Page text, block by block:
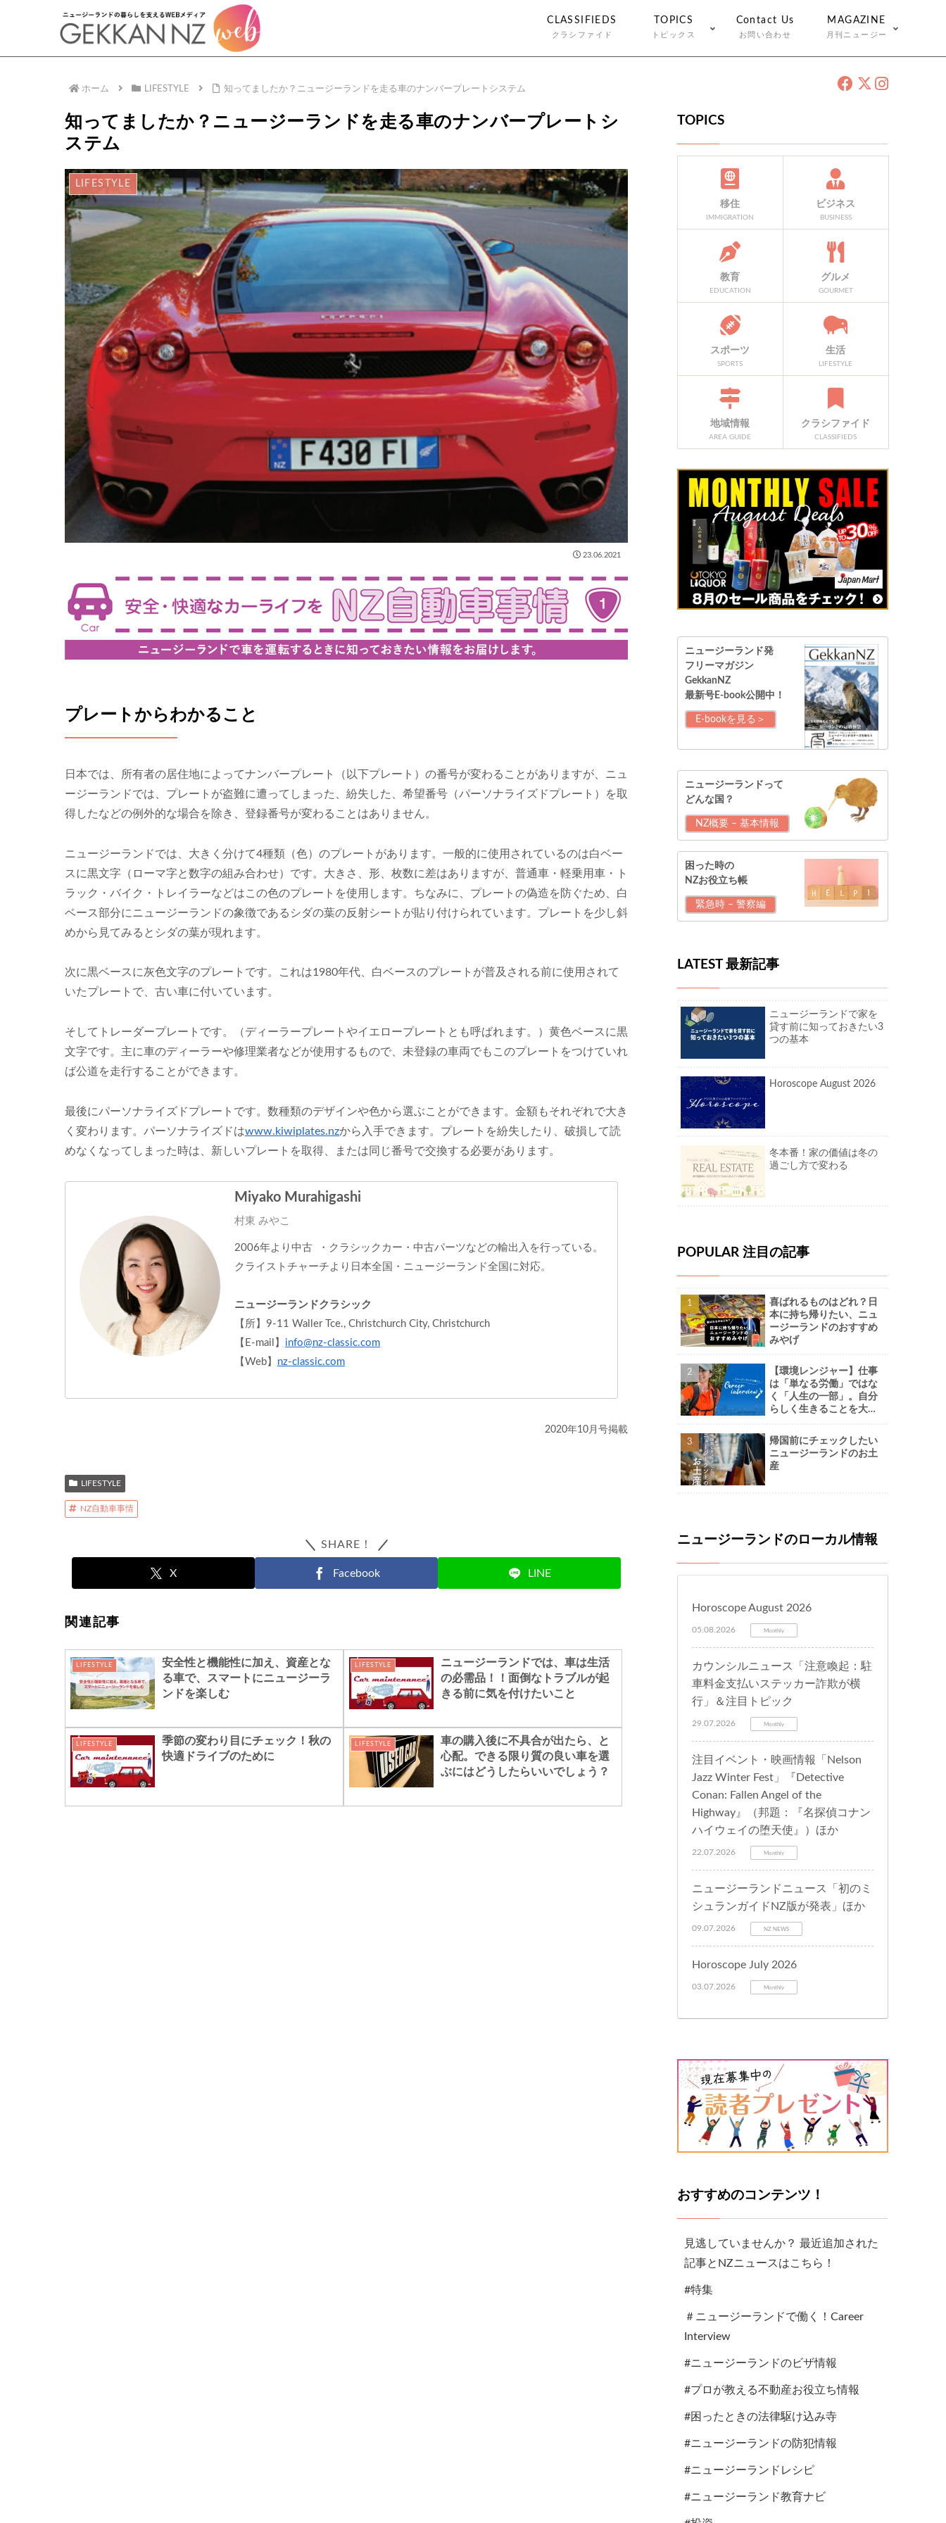
CLASSIFIEDS
クラシファイド
TOPICS
トピックス
Contact Us
お問い合わせ
MAGAZINE
月刊ニュージー
ホーム LIFESTYLE 知ってましたか？ニュージーランドを走る車のナンバープレートシステム
知ってましたか？ニュージーランドを走る車のナンバープレートシ
ステム
LIFESTYLE
23.06.2021
プレートからわかること
日本では、所有者の居住地によってナンバープレート（以下プレート）の番号が変わることがありますが、ニュ
ージーランドでは、プレートが盗難に遭ってしまった、紛失した、希望番号（パーソナライズドプレート）を取
得したなどの例外的な場合を除き、登録番号が変わることはありません。
ニュージーランドでは、大きく分けて4種類（色）のプレートがあります。一般的に使用されているのは白ベー
スに黒文字（ローマ字と数字の組み合わせ）です。大きさ、形、枚数に差はありますが、普通車・軽乗用車・ト
ラック・バイク・トレイラーなどはこの色のプレートを使用します。ちなみに、プレートの偽造を防ぐため、白
ベース部分にニュージーランドの象徴であるシダの葉の反射シートが貼り付けられています。プレートを少し斜
めから見てみるとシダの葉が現れます。
次に黒ベースに灰色文字のプレートです。これは1980年代、白ベースのプレートが普及される前に使用されて
いたプレートで、古い車に付いています。
そしてトレーダープレートです。（ディーラープレートやイエロープレートとも呼ばれます。）黄色ベースに黒
文字です。主に車のディーラーや修理業者などが使用するもので、未登録の車両でもこのプレートをつけていれ
ば公道を走行することができます。
最後にパーソナライズドプレートです。数種類のデザインや色から選ぶことができます。金額もそれぞれで大き
く変わります。パーソナライズドはwww.kiwiplates.nzから入手できます。プレートを紛失したり、破損して読
めなくなってしまった時は、新しいプレートを取得、または同じ番号で交換する必要があります。
Miyako Murahigashi
村東 みやこ
2006年より中古 ・クラシックカー・中古パーツなどの輸出入を行っている。
クライストチャーチより日本全国・ニュージーランド全国に対応。
ニュージーランドクラシック
【所】9-11 Waller Tce., Christchurch City, Christchurch
【E-mail】 info@nz-classic.com
【Web】 nz-classic.com
2020年10月号掲載
LIFESTYLE
NZ自動車事情
SHARE！
X Facebook LINE
関連記事
LIFESTYLE
安全性と機能性に加え、資産とな
る車で、スマートにニュージーラ
ンドを楽しむ
LIFESTYLE
ニュージーランドでは、車は生活
の必需品！！面倒なトラブルが起
きる前に気を付けたいこと
LIFESTYLE
季節の変わり目にチェック！秋の
快適ドライブのために
LIFESTYLE
車の購入後に不具合が出たら、と
心配。できる限り質の良い車を選
ぶにはどうしたらいいでしょう？
TOPICS
移住
IMMIGRATION
ビジネス
BUSINESS
教育
EDUCATION
グルメ
GOURMET
スポーツ
SPORTS
生活
LIFESTYLE
地域情報
AREA GUIDE
クラシファイド
CLASSIFIEDS
ニュージーランド発
フリーマガジン
GekkanNZ
最新号E-book公開中！
E-bookを見る＞
ニュージーランドって
どんな国？
NZ概要 – 基本情報
困った時の
NZお役立ち帳
緊急時 – 警察編
LATEST 最新記事
ニュージーランドで家を
貸す前に知っておきたい3
つの基本
Horoscope August 2026
冬本番！家の価値は冬の
過ごし方で変わる
POPULAR 注目の記事
喜ばれるものはどれ？日
本に持ち帰りたい、ニュ
ージーランドのおすすめ
みやげ
【環境レンジャー】仕事
は「単なる労働」ではな
く「人生の一部」。自分
らしく生きることを大切
帰国前にチェックしたい
ニュージーランドのお土
産
ニュージーランドのローカル情報
Horoscope August 2026
05.08.2026 Monthly
カウンシルニュース「注意喚起：駐
車料金支払いステッカー詐欺が横
行」＆注目トピック
29.07.2026 Monthly
注目イベント・映画情報「Nelson
Jazz Winter Fest」『Detective
Conan: Fallen Angel of the
Highway』（邦題：『名探偵コナン
ハイウェイの堕天使』）ほか
22.07.2026 Monthly
ニュージーランドニュース「初のミ
シュランガイドNZ版が発表」ほか
09.07.2026 NZ NEWS
Horoscope July 2026
03.07.2026 Monthly
おすすめのコンテンツ！
見逃していませんか？ 最近追加された
記事とNZニュースはこちら！
#特集
＃ニュージーランドで働く！Career
Interview
#ニュージーランドのビザ情報
#プロが教える不動産お役立ち情報
#困ったときの法律駆け込み寺
#ニュージーランドの防犯情報
#ニュージーランドレシピ
#ニュージーランド教育ナビ